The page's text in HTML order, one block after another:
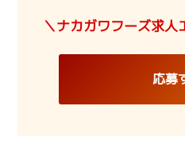
＼ナカガワフーズ求人
応募